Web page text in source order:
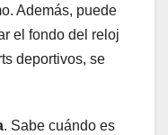
Además, puede
el fondo del reloj
deportivos, se
. Sabe cuándo es